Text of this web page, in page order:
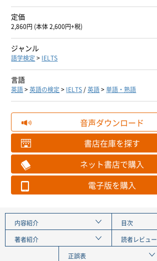
定価
2,860円 (本体 2,600円+税)
ジャンル
語学検定 > IELTS
言語
英語>英語の検定 > IELTS/英語>単語・熟語
音声ダウンロード
書店在庫を探す
ネット書店で購入
電子版を購入
内容紹介
目次
著者紹介
読者レビュー
正誤表